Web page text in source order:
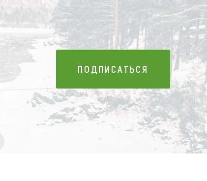
ПОДПИСАТЬСЯ
ПОДПИСАТЬСЯ